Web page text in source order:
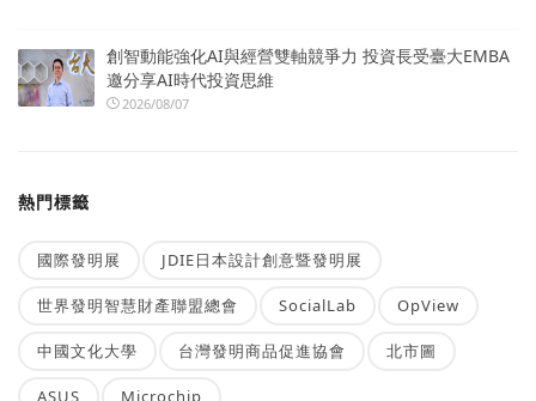
創智動能強化AI與經營雙軸競爭力 投資長受臺大EMBA
邀分享AI時代投資思維
2026/08/07
熱門標籤
國際發明展 JDIE日本設計創意暨發明展
世界發明智慧財產聯盟總會 SocialLab OpView
中國文化大學 台灣發明商品促進協會 北市圖
ASUS Microchip